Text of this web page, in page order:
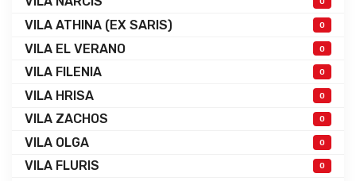
VILA ATHINA (EX SARIS) 0
VILA EL VERANO 0
VILA FILENIA 0
VILA HRISA 0
VILA ZACHOS 0
VILA OLGA 0
VILA FLURIS 0